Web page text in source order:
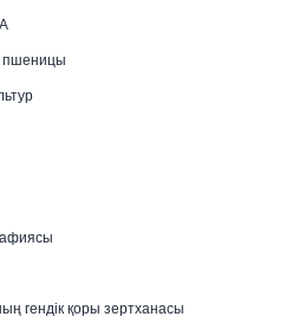
пшеницы
гендік қоры зертханасы